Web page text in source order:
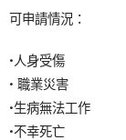
可申請情況：
•人身受傷
• 職業災害
•生病無法工作
•不幸死亡